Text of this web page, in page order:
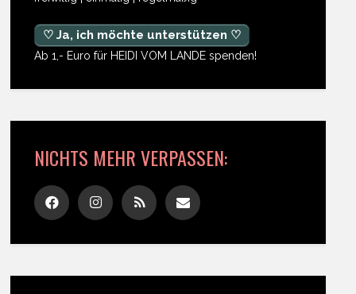
♡ Ja, ich möchte unterstützen ♡
Ab 1,- Euro für HEIDI VOM LANDE spenden!
NICHTS MEHR VERPASSEN: